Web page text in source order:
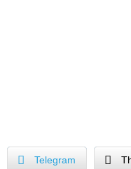
Telegram